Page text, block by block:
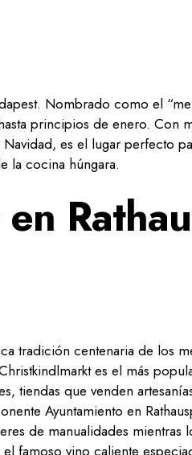
Nombrado como el
principios de enero. Con
es el lugar perfecto
la cocina húngara.
tradición centenaria de los
es el más
tiendas que venden
Ayuntamiento en
de manualidades mientras
el famoso vino caliente